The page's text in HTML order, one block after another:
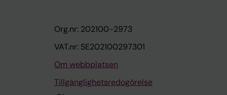
Org.nr: 202100-2973
VAT.nr: SE202100297301
Om webbplatsen
Tillgänglighetsredogörelse